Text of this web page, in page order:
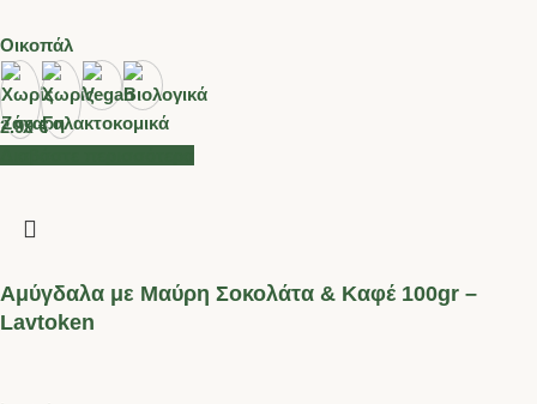
Οικοπάλ
2.99€
Αμύγδαλα με Μαύρη Σοκολάτα & Καφέ 100gr –
Lavtoken